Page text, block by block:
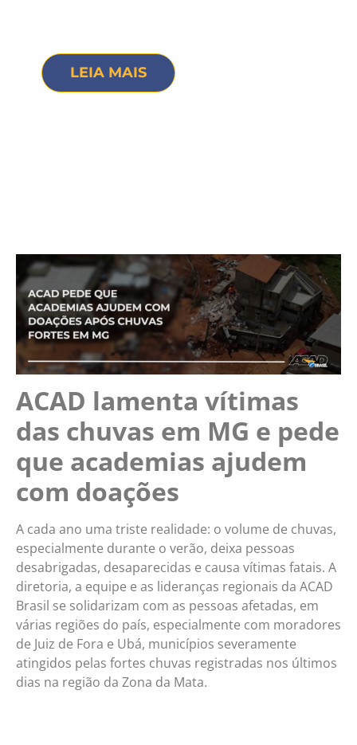
LEIA MAIS
ACAD lamenta vítimas
das chuvas em MG e pede
que academias ajudem
com doações
A cada ano uma triste realidade: o volume de chuvas,
especialmente durante o verão, deixa pessoas
desabrigadas, desaparecidas e causa vítimas fatais. A
diretoria, a equipe e as lideranças regionais da ACAD
Brasil se solidarizam com as pessoas afetadas, em
várias regiões do país, especialmente com moradores
de Juiz de Fora e Ubá, municípios severamente
atingidos pelas fortes chuvas registradas nos últimos
dias na região da Zona da Mata.